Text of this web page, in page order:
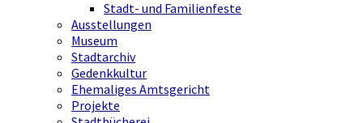
Stadt- und Familienfeste
Ausstellungen
Museum
Stadtarchiv
Gedenkkultur
Ehemaliges Amtsgericht
Projekte